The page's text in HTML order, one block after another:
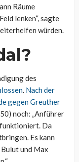
Räume
lenken“, sagte
würden.
des
. Nach der
gegen Greuther
noch: „Anführer
Da
Es kann
und Max